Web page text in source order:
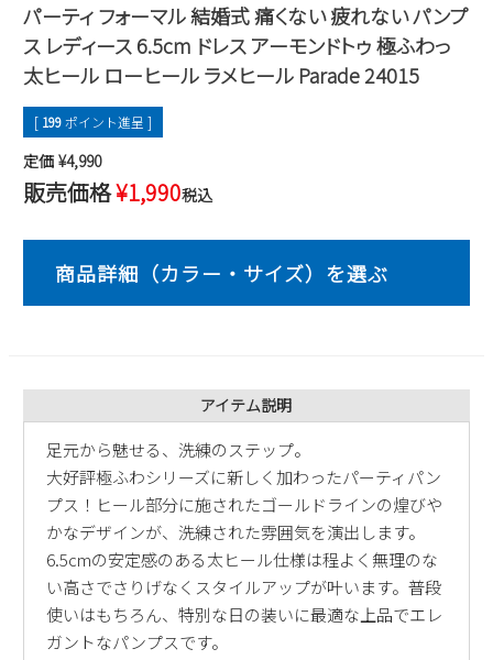
new balance
営業日カレンダー
休業日 お問い合わせ窓口休業日
2026 年8月
日 月 火
9
10 11 12 13 14
2026 年9月
日 月 火 水 木
1
2 3 4
5
6
7 8 9 10 11
12
13
14 15 16 17 18
20
21 22 23 24 25
26
27
28 29 30
パーティ フォーマル 結婚式 痛くない 疲れない パンプ
ス レディース 6.5cm ドレス アーモンドトゥ 極ふわっ
太ヒール ローヒール ラメヒール Parade 24015
[ 199ポイント進呈 ]
定価 ¥4,990
販売価格¥1,990税込
アイテム説明
足元から魅せる、洗練のステップ。
大好評極ふわシリーズに新しく加わったパーティパン
プス！ヒール部分に施されたゴールドラインの煌びや
かなデザインが、洗練された雰囲気を演出します。
6.5cmの安定感のある太ヒール仕様は程よく無理のな
い高さでさりげなくスタイルアップが叶います。普段
使いはもちろん、特別な日の装いに最適な上品でエレ
ガントなパンプスです。